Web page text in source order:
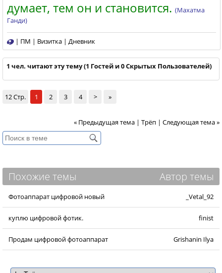
думает, тем он и становится. (Махатма
Ганди)
| ПМ | Визитка | Дневник
1 чел. читают эту тему (1 Гостей и 0 Скрытых Пользователей)
12 Стр. 1 2 3 4 > »
« Предыдущая тема | Трёп | Следующая тема »
Похожие темы Автор темы
Фотоаппарат цифровой новый _Vetal_92
куплю цифровой фотик. finist
Продам цифровой фотоаппарат Grishanin Ilya